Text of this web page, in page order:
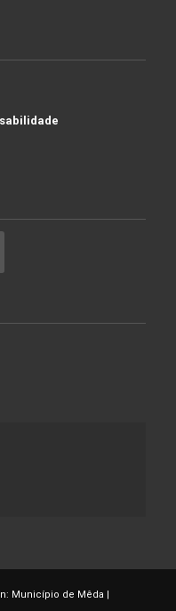
Município de Mêda |